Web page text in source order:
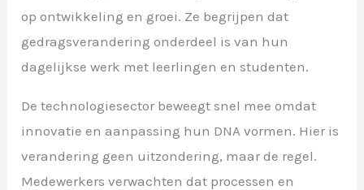
op ontwikkeling en groei. Ze begrijpen dat
gedragsverandering onderdeel is van hun
dagelijkse werk met leerlingen en studenten.
De technologiesector beweegt snel mee omdat
innovatie en aanpassing hun DNA vormen. Hier is
verandering geen uitzondering, maar de regel.
Medewerkers verwachten dat processen en